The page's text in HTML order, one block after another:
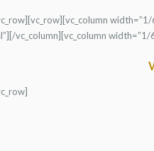
vc_column][vc_column